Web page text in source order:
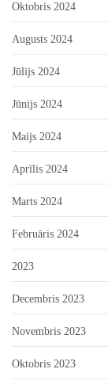
Oktobris 2024
Augusts 2024
Jūlijs 2024
Jūnijs 2024
Maijs 2024
Aprīlis 2024
Marts 2024
Februāris 2024
2023
Decembris 2023
Novembris 2023
Oktobris 2023